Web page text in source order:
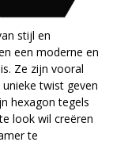
stijl en
een moderne en
Ze zijn vooral
twist geven
hexagon tegels
look wil creëren
te